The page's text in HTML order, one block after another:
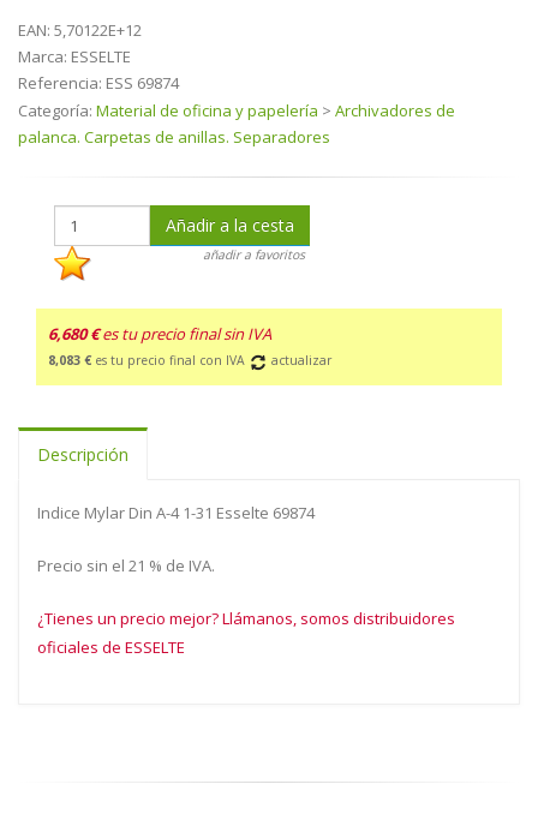
EAN: 5,70122E+12
Marca: ESSELTE
Referencia: ESS 69874
Categoría: Material de oficina y papelería > Archivadores de
palanca. Carpetas de anillas. Separadores
Añadir a la cesta
añadir a favoritos
6,680 € es tu precio final sin IVA
8,083 € es tu precio final con IVA actualizar
Descripción
Indice Mylar Din A-4 1-31 Esselte 69874
Precio sin el 21 % de IVA.
¿Tienes un precio mejor? Llámanos, somos distribuidores
oficiales de ESSELTE